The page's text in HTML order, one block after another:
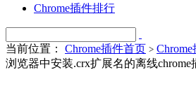
Chrome插件排行
当前位置： Chrome插件首页 >
浏览器中安装.crx扩展名的离线chrome